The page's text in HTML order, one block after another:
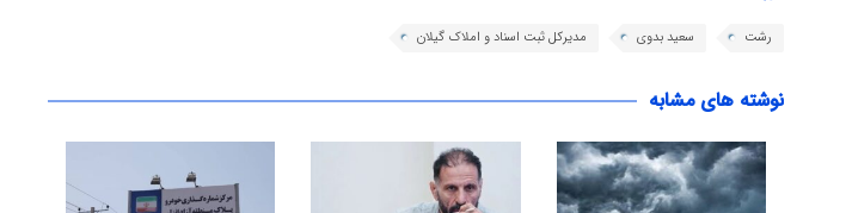
رشت سعید بدوی مدیرکل ثبت اسناد و املاک گیلان
نوشته های مشابه